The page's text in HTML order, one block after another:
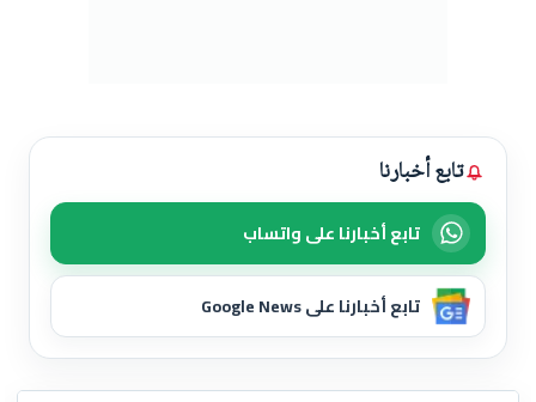
تابع أخبارنا
تابع أخبارنا على واتساب
تابع أخبارنا على Google News